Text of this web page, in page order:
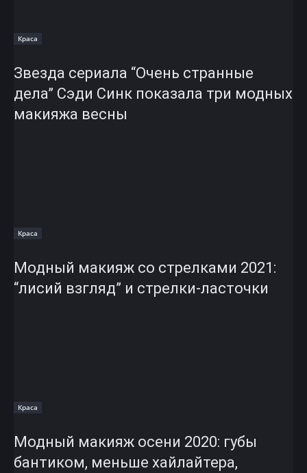
Краса
Звезда сериала “Очень странные
дела” Сэди Синк показала три модных
макияжа весны
Краса
Модный макияж со стрелками 2021:
“лисий взгляд” и стрелки-ласточки
Краса
Модный макияж осени 2020: губы
бантиком, меньше хайлайтера,